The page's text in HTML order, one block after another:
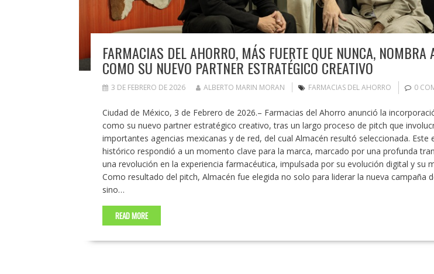
FARMACIAS DEL AHORRO, MÁS FUERTE QUE NUNCA, NOMBRA
COMO SU NUEVO PARTNER ESTRATÉGICO CREATIVO
3 DE FEBRERO DE 2026 ALBERTO MARIN MORAN FARMACIAS DEL AHORRO 0
Ciudad de México, 3 de Febrero de 2026.– Farmacias del Ahorro anunció la
como su nuevo partner estratégico creativo, tras un largo proceso de pitch que
importantes agencias mexicanas y de red, del cual Almacén resultó seleccionada. Este
histórico respondió a un momento clave para la marca, marcado por una profunda
una revolución en la experiencia farmacéutica, impulsada por su evolución digital y su
Como resultado del pitch, Almacén fue elegida no solo para liderar la nueva campaña
sino…
READ MORE